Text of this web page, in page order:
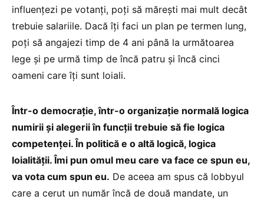
influențezi pe votanți, poți să mărești mai mult decât
trebuie salariile. Dacă îți faci un plan pe termen lung,
poți să angajezi timp de 4 ani până la următoarea
lege și pe urmă timp de încă patru și încă cinci
oameni care îți sunt loiali.
Într-o democrație, într-o organizație normală logica
numirii și alegerii în funcții trebuie să fie logica
competenței. În politică e o altă logică, logica
loialității. Îmi pun omul meu care va face ce spun eu,
va vota cum spun eu. De aceea am spus că lobbyul
care a cerut un număr încă de două mandate, un